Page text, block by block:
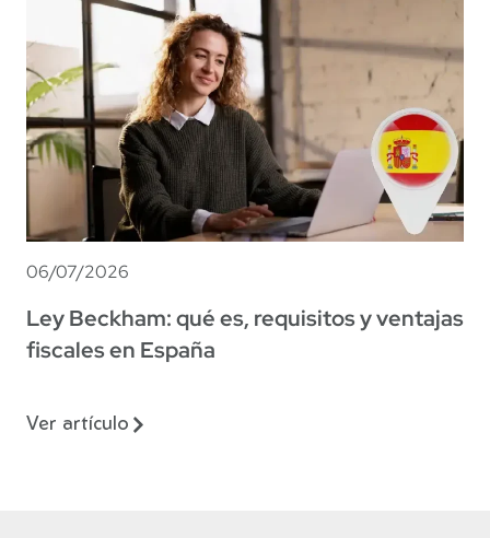
06/07/2026
Ley Beckham: qué es, requisitos y ventajas
fiscales en España
Ver artículo